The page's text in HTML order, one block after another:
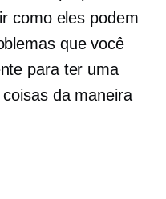
como eles podem
que você
para ter uma
da maneira